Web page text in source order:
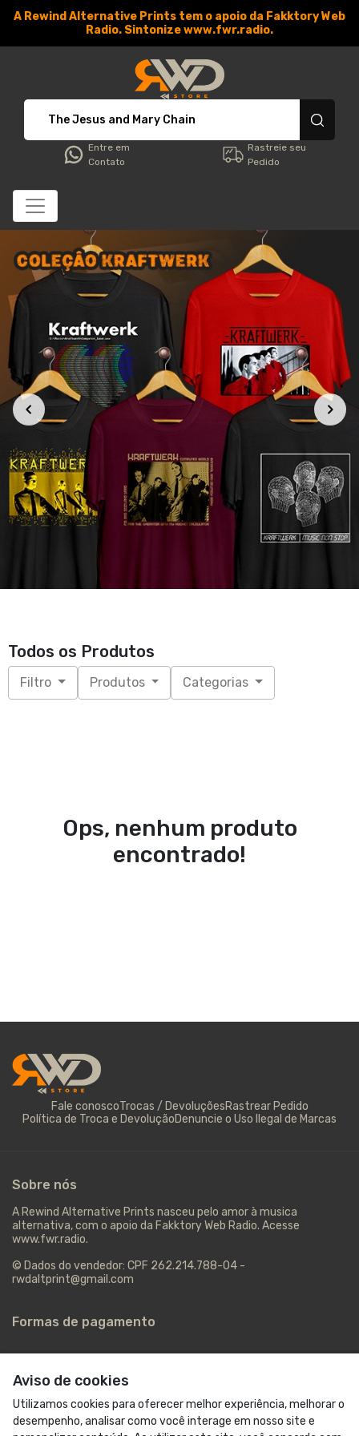
A Rewind Alternative Prints tem o apoio da Fakktory Web
Radio. Sintonize www.fwr.radio.
RWD Store - Camisetas
Entre em
Contato
Rastreie seu
Pedido
Todos os Produtos
Filtro Produtos Categorias
Ops, nenhum produto
encontrado!
Aviso de cookies
Utilizamos cookies para oferecer melhor experiência, melhorar o
desempenho, analisar como você interage em nosso site e
Fale conoscoTrocas / DevoluçõesRastrear Pedido
Política de Troca e DevoluçãoDenuncie o Uso Ilegal de Marcas
Sobre nós
A Rewind Alternative Prints nasceu pelo amor à musica
alternativa, com o apoio da Fakktory Web Radio. Acesse
www.fwr.radio.
© Dados do vendedor: CPF 262.214.788-04 -
rwdaltprint@gmail.com
Formas de pagamento